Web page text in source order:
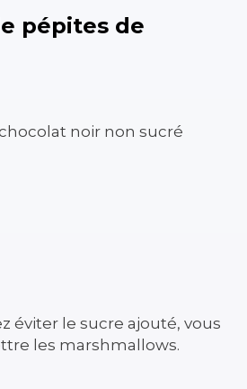
pépites de
noir non sucré
éviter le sucre ajouté, vous
les marshmallows.